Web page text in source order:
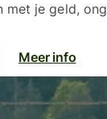
met je geld,
Meer info